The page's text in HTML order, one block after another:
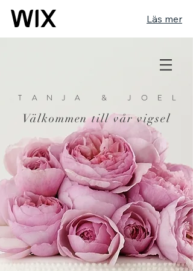
Läs mer